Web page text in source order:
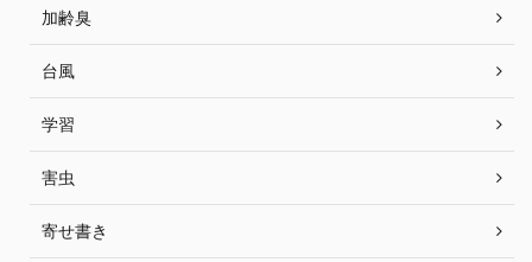
加齢臭
台風
学習
害虫
寄せ書き